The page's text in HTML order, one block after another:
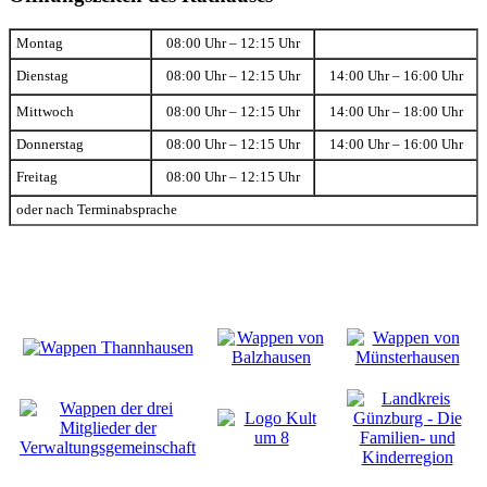
Montag 08:00 Uhr – 12:15 Uhr
Dienstag 08:00 Uhr – 12:15 Uhr 14:00 Uhr – 16:00 Uhr
Mittwoch 08:00 Uhr – 12:15 Uhr 14:00 Uhr – 18:00 Uhr
Donnerstag 08:00 Uhr – 12:15 Uhr 14:00 Uhr – 16:00 Uhr
Freitag 08:00 Uhr – 12:15 Uhr
oder nach Terminabsprache